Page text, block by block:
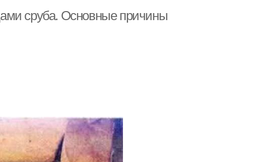
сруба. Основные причины